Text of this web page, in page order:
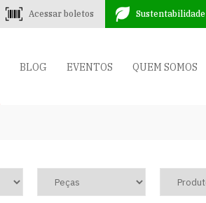
Acessar boletos Sustentabilidade
BLOG EVENTOS QUEM SOMOS